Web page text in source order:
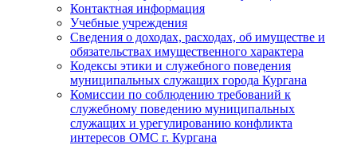
Контактная информация
Учебные учреждения
Сведения о доходах, расходах, об имуществе и
обязательствах имущественного характера
Кодексы этики и служебного поведения
муниципальных служащих города Кургана
Комиссии по соблюдению требований к
служебному поведению муниципальных
служащих и урегулированию конфликта
интересов ОМС г. Кургана